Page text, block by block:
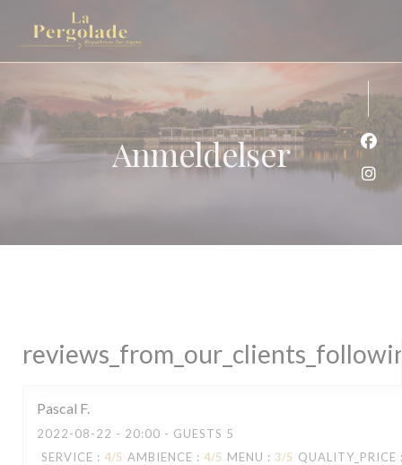
Panel for informasjonskapsler
Anmeldelser
Pascal F
2022-08-22 - 20:00 - GUESTS 5
SERVICE : 4/5 AMBIENCE : 4/5 MENU : 3/5 QUALITY_PRICE